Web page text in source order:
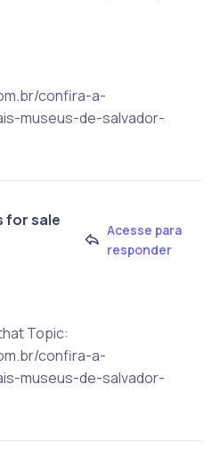
confira-a-
museus-de-salvador-
for sale
Acesse para
responder
Topic:
confira-a-
museus-de-salvador-